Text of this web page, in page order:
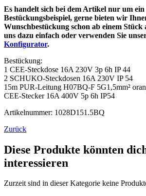
Es handelt sich bei dem Artikel nur um ein
Bestückungsbeispiel, gerne bieten wir
Wunschbestückung schon ab einem Stück
uns dazu einfach oder verwenden Sie
Konfigurator.
Bestückung:
1 CEE-Steckdose 16A 230V 3p 6h IP 44
2 SCHUKO-Steckdosen 16A 230V IP 54
15m PUR-Leitung H07BQ-F 5G1,5mm²
CEE-Stecker 16A 400V 5p 6h IP54
Artikelnummer: 1028D151.5BQ
Zurück
Diese Produkte könnten
interessieren
Zurzeit sind in dieser Kategorie keine